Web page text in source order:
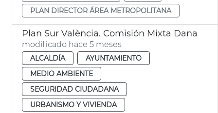
PLAN DIRECTOR ÁREA METROPOLITANA
Plan Sur València. Comisión Mixta Dana
modificado hace 5 meses
ALCALDÍA
AYUNTAMIENTO
MEDIO AMBIENTE
SEGURIDAD CIUDADANA
URBANISMO Y VIVIENDA